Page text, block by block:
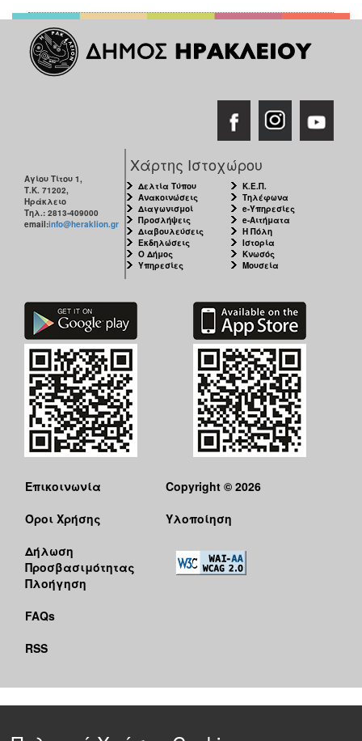
Αγίου Τίτου 1,
Τ.Κ. 71202,
Ηράκλειο
Τηλ.: 2813-409000
email:info@heraklion.gr
Χάρτης Ιστοχώρου
Δελτία Τύπου
Ανακοινώσεις
Διαγωνισμοί
Προσλήψεις
Διαβουλεύσεις
Εκδηλώσεις
Ο Δήμος
Υπηρεσίες
Κ.Ε.Π.
Τηλέφωνα
e-Υπηρεσίες
e-Αιτήματα
Η Πόλη
Ιστορία
Κνωσός
Μουσεία
Επικοινωνία
Όροι Χρήσης
Δήλωση
Προσβασιμότητας
Πλοήγηση
FAQs
RSS
Copyright © 2026
Υλοποίηση